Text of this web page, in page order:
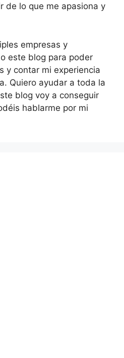
de lo que me apasiona y
empresas y
este blog para poder
y contar mi experiencia
Quiero ayudar a toda la
blog voy a conseguir
hablarme por mi